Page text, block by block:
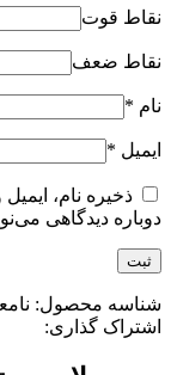
نقاط قوت
نقاط ضعف
نام *
ایمیل *
ذخیره نام،
دوباره دیدگاهی
شناسه محصول:
اشتراک گذاری: